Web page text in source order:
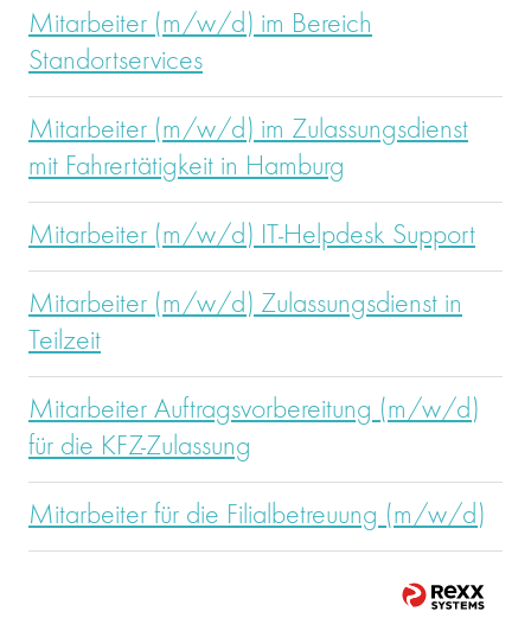
Mitarbeiter (m/w/d) im Bereich
Standortservices
Mitarbeiter (m/w/d) im Zulassungsdienst
mit Fahrertätigkeit in Hamburg
Mitarbeiter (m/w/d) IT-Helpdesk Support
Mitarbeiter (m/w/d) Zulassungsdienst in
Teilzeit
Mitarbeiter Auftragsvorbereitung (m/w/d)
für die KFZ-Zulassung
Mitarbeiter für die Filialbetreuung (m/w/d)